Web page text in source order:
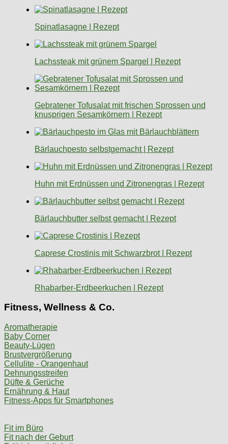
Spinatlasagne | Rezept
Lachssteak mit grünem Spargel | Rezept
Gebratener Tofusalat mit frischen Sprossen und
knusprigen Sesamkörnern | Rezept
Bärlauchpesto selbstgemacht | Rezept
Huhn mit Erdnüssen und Zitronengras | Rezept
Bärlauchbutter selbst gemacht | Rezept
Caprese Crostinis mit Schwarzbrot | Rezept
Rhabarber-Erdbeerkuchen | Rezept
Fitness, Wellness & Co.
Aromatherapie
Baby Corner
Beauty-Lügen
Brustvergrößerung
Cellulite - Orangenhaut
Dehnungsstreifen
Düfte & Gerüche
Ernährung & Haut
Fitness-Apps für Smartphones
Fit im Büro
Fit nach der Geburt